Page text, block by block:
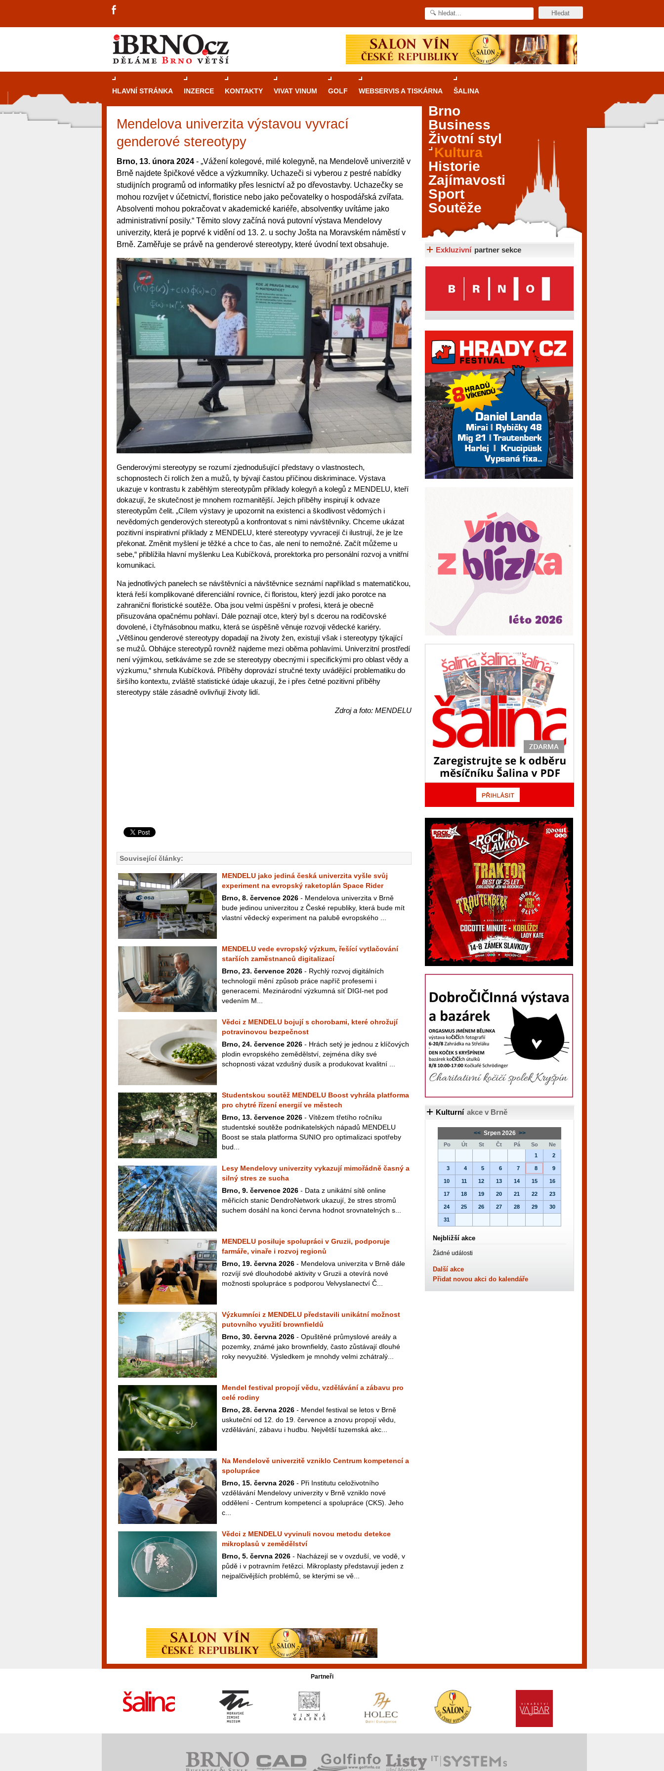
HLAVNÍ STRÁNKA INZERCE KONTAKTY VIVAT VINUM GOLF WEBSERVIS A TISKÁRNA ŠALINA
Mendelova univerzita výstavou vyvrací
genderové stereotypy
Brno, 13. února 2024 - „Vážení kolegové, milé kolegyně, na Mendelově univerzitě v
Brně najdete špičkové vědce a výzkumníky. Uchazeči si vyberou z pestré nabídky
studijních programů od informatiky přes lesnictví až po dřevostavby. Uchazečky se
mohou rozvíjet v účetnictví, floristice nebo jako pečovatelky o hospodářská zvířata.
Absolventi mohou pokračovat v akademické kariéře, absolventky uvítáme jako
administrativní posily.“ Těmito slovy začíná nová putovní výstava Mendelovy
univerzity, která je poprvé k vidění od 13. 2. u sochy Jošta na Moravském náměstí v
Brně. Zaměřuje se právě na genderové stereotypy, které úvodní text obsahuje.
Genderovými stereotypy se rozumí zjednodušující představy o vlastnostech,
schopnostech či rolích žen a mužů, ty bývají častou příčinou diskriminace. Výstava
ukazuje v kontrastu k zaběhlým stereotypům příklady kolegyň a kolegů z MENDELU, kteří
dokazují, že skutečnost je mnohem rozmanitější. Jejich příběhy inspirují k odvaze
stereotypům čelit. „Cílem výstavy je upozornit na existenci a škodlivost vědomých i
nevědomých genderových stereotypů a konfrontovat s nimi návštěvníky. Chceme ukázat
pozitivní inspirativní příklady z MENDELU, které stereotypy vyvracejí či ilustrují, že je lze
překonat. Změnit myšlení je těžké a chce to čas, ale není to nemožné. Začít můžeme u
sebe,“ přiblížila hlavní myšlenku Lea Kubíčková, prorektorka pro personální rozvoj a vnitřní
komunikaci.
Na jednotlivých panelech se návštěvníci a návštěvnice seznámí například s matematičkou,
která řeší komplikované diferenciální rovnice, či floristou, který jezdí jako porotce na
zahraniční floristické soutěže. Oba jsou velmi úspěšní v profesi, která je obecně
přisuzována opačnému pohlaví. Dále poznají otce, který byl s dcerou na rodičovské
dovolené, i čtyřnásobnou matku, která se úspěšně věnuje rozvoji vědecké kariéry.
„Většinou genderové stereotypy dopadají na životy žen, existují však i stereotypy týkající
se mužů. Obhájce stereotypů rovněž najdeme mezi oběma pohlavími. Univerzitní prostředí
není výjimkou, setkáváme se zde se stereotypy obecnými i specifickými pro oblast vědy a
výzkumu,“ shrnula Kubíčková. Příběhy doprovází stručné texty uvádějící problematiku do
širšího kontextu, zvláště statistické údaje ukazují, že i přes četné pozitivní příběhy
stereotypy stále zásadně ovlivňují životy lidí.
Zdroj a foto: MENDELU
Související články:
MENDELU jako jediná česká univerzita vyšle svůj
experiment na evropský raketoplán Space Rider
Brno, 8. července 2026 - Mendelova univerzita v Brně
bude jedinou univerzitou z České republiky, která bude mít
vlastní vědecký experiment na palubě evropského ...
MENDELU vede evropský výzkum, řešící vytlačování
starších zaměstnanců digitalizací
Brno, 23. července 2026 - Rychlý rozvoj digitálních
technologií mění způsob práce napříč profesemi i
generacemi. Mezinárodní výzkumná síť DIGI-net pod
vedením M...
Vědci z MENDELU bojují s chorobami, které ohrožují
potravinovou bezpečnost
Brno, 24. července 2026 - Hrách setý je jednou z klíčových
plodin evropského zemědělství, zejména díky své
schopnosti vázat vzdušný dusík a produkovat kvalitní ...
Studentskou soutěž MENDELU Boost vyhrála platforma
pro chytré řízení energií ve městech
Brno, 13. července 2026 - Vítězem třetího ročníku
studentské soutěže podnikatelských nápadů MENDELU
Boost se stala platforma SUNIO pro optimalizaci spotřeby
bud...
Lesy Mendelovy univerzity vykazují mimořádně časný a
silný stres ze sucha
Brno, 9. července 2026 - Data z unikátní sítě online
měřicích stanic DendroNetwork ukazují, že stres stromů
suchem dosáhl na konci června hodnot srovnatelných s...
MENDELU posiluje spolupráci v Gruzii, podporuje
farmáře, vinaře i rozvoj regionů
Brno, 19. června 2026 - Mendelova univerzita v Brně dále
rozvíjí své dlouhodobé aktivity v Gruzii a otevírá nové
možnosti spolupráce s podporou Velvyslanectví Č...
Výzkumníci z MENDELU představili unikátní možnost
putovního využití brownfieldů
Brno, 30. června 2026 - Opuštěné průmyslové areály a
pozemky, známé jako brownfieldy, často zůstávají dlouhé
roky nevyužité. Výsledkem je mnohdy velmi zchátralý...
Mendel festival propojí vědu, vzdělávání a zábavu pro
celé rodiny
Brno, 28. června 2026 - Mendel festival se letos v Brně
uskuteční od 12. do 19. července a znovu propojí vědu,
vzdělávání, zábavu i hudbu. Největší tuzemská akc...
Na Mendelově univerzitě vzniklo Centrum kompetencí a
spolupráce
Brno, 15. června 2026 - Při Institutu celoživotního
vzdělávání Mendelovy univerzity v Brně vzniklo nové
oddělení - Centrum kompetencí a spolupráce (CKS). Jeho
c...
Vědci z MENDELU vyvinuli novou metodu detekce
mikroplasů v zemědělství
Brno, 5. června 2026 - Nacházejí se v ovzduší, ve vodě, v
půdě i v potravním řetězci. Mikroplasty představují jeden z
nejpalčivějších problémů, se kterými se vě...
Průvodcekasinovými hrami v Brně: Od
rulety po video automaty
Brno je městem známým pro zajímavé památky, skvělé
restaurace, divadla a univerzity. Mimo jiné je ale také
místem, kde si můžete legálně a bezpečně vyzkoušet
různé kasinové hry. V neustále kvetoucí moravské
metropoli naleznete širokou nabídku her od klasické
rulety až po moderní automaty jak pro pravidelné
návštěvníky, tak pro příležitostné hráče. V...
Celý článek...
Brno
Business
Životní styl
Kultura
Historie
Zajímavosti
Sport
Soutěže
Exkluzivní partner sekce
Kulturní akce v Brně
<< Srpen 2026 >>
Po Út St Čt Pá So
Ne
1
2
3 4 5 6 7 8 9
10 11 12 13 14 15 16
17 18 19 20 21 22 23
24 25 26 27 28 29 30
31
Nejbližší akce
Žádné události
Další akce
Přidat novou akci do kalendáře
Partneři